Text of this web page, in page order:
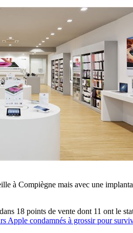
à Compiègne mais avec une
18 points de vente dont 11 ont le
Apple condamnés à grossir pour